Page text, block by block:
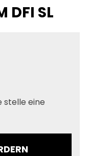
DFI SL
stelle eine